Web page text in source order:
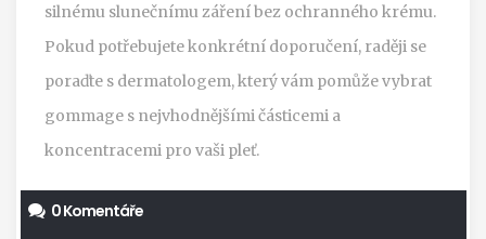
silnému slunečnímu záření bez ochranného krému.
Pokud potřebujete konkrétní doporučení, raději se
poraďte s dermatologem, který vám pomůže vybrat
gommage s nejvhodnějšími částicemi a
koncentracemi pro vaši pleť.
0 Komentáře